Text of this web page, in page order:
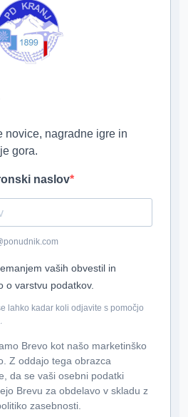
novice, nagradne igre in
gora.
naslov
vaših obvestil in
o varstvu podatkov.
lahko kadar koli odjavite s pomočjo
Brevo kot našo marketinško
Z oddajo tega obrazca
da se vaši osebni podatki
Brevu za obdelavo v skladu z
zasebnosti.